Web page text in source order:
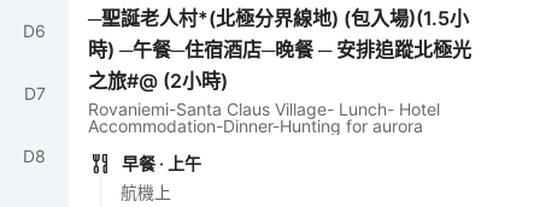
D6
D7
D8
─聖誕老人村*(北極分界線地) (包入場)(1.5小
時) ─午餐─住宿酒店─晚餐 ─ 安排追蹤北極光
之旅#@ (2小時)
Rovaniemi-Santa Claus Village- Lunch- Hotel
Accommodation-Dinner-Hunting for aurora
早餐 · 上午
航機上